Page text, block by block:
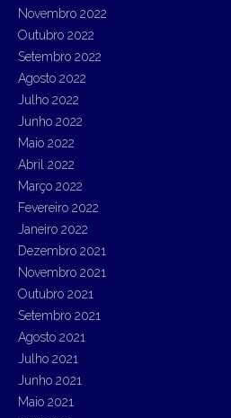
Novembro 2022
Outubro 2022
Setembro 2022
Agosto 2022
Julho 2022
Junho 2022
Maio 2022
Abril 2022
Março 2022
Fevereiro 2022
Janeiro 2022
Dezembro 2021
Novembro 2021
Outubro 2021
Setembro 2021
Agosto 2021
Julho 2021
Junho 2021
Maio 2021